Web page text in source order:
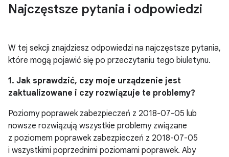
Najczęstsze pytania i odpowiedzi
W tej sekcji znajdziesz odpowiedzi na najczęstsze pytania,
które mogą pojawić się po przeczytaniu tego biuletynu.
1. Jak sprawdzić, czy moje urządzenie jest
zaktualizowane i czy rozwiązuje te problemy?
Poziomy poprawek zabezpieczeń z 2018-07-05 lub
nowsze rozwiązują wszystkie problemy związane
z poziomem poprawek zabezpieczeń z 2018-07-05
i wszystkimi poprzednimi poziomami poprawek. Aby